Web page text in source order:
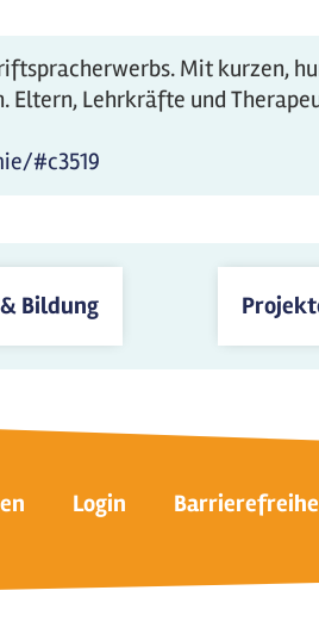
Mit kurzen,
Lehrkräfte und
#c3519
Bildung
Login